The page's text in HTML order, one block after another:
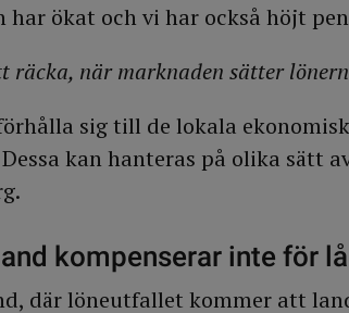
har ökat och vi har också höjt
räcka, när marknaden sätter
sig till de lokala
kan hanteras på olika sätt
kompenserar inte för
där löneutfallet kommer att